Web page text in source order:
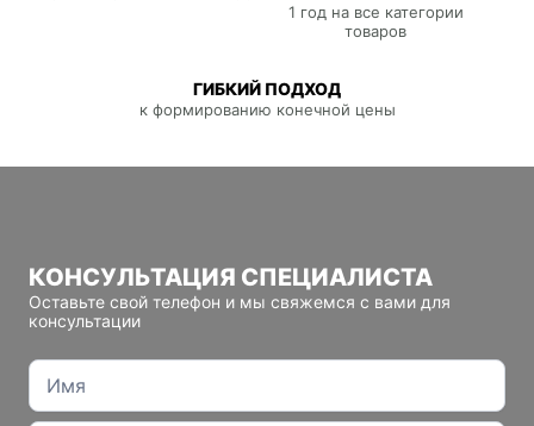
1 год на все категории
товаров
ГИБКИЙ ПОДХОД
к формированию конечной цены
КОНСУЛЬТАЦИЯ СПЕЦИАЛИСТА
Оставьте свой телефон и мы свяжемся с вами для
консультации